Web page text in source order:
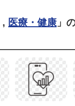
, 医療・健康 」